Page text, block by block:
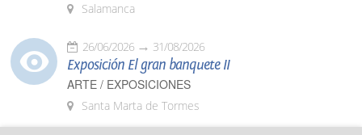
Salamanca
26/06/2026 31/08/2026
Exposición El gran banquete II
ARTE / EXPOSICIONES
Santa Marta de Tormes